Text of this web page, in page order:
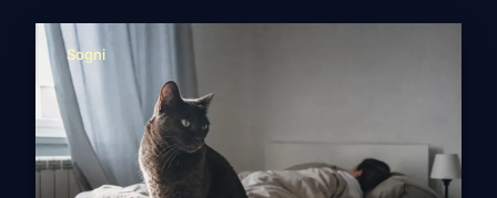
nelle case […]
Sogni